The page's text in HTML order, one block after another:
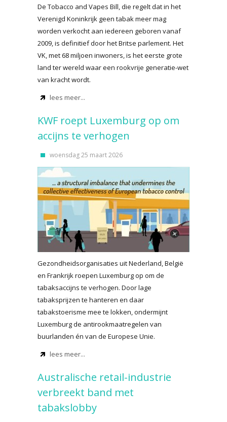
De Tobacco and Vapes Bill, die regelt dat in het
Verenigd Koninkrijk geen tabak meer mag
worden verkocht aan iedereen geboren vanaf
2009, is definitief door het Britse parlement. Het
VK, met 68 miljoen inwoners, is het eerste grote
land ter wereld waar een rookvrije generatie-wet
van kracht wordt.
lees meer...
KWF roept Luxemburg op om
accijns te verhogen
woensdag 25 maart 2026
Gezondheidsorganisaties uit Nederland, België
en Frankrijk roepen Luxemburg op om de
tabaksaccijns te verhogen. Door lage
tabaksprijzen te hanteren en daar
tabakstoerisme mee te lokken, ondermijnt
Luxemburg de antirookmaatregelen van
buurlanden én van de Europese Unie.
lees meer...
Australische retail-industrie
verbreekt band met
tabakslobby